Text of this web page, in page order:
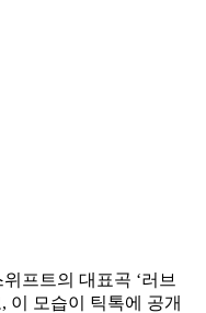
프트의 대표곡 ‘러브
이 모습이 틱톡에 공개